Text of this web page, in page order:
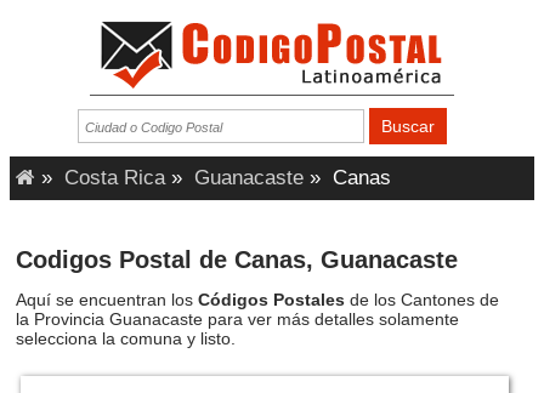
» Costa Rica » Guanacaste » Canas
Codigos Postal de Canas, Guanacaste
Aquí se encuentran los Códigos Postales de los Cantones de
la Provincia Guanacaste para ver más detalles solamente
selecciona la comuna y listo.